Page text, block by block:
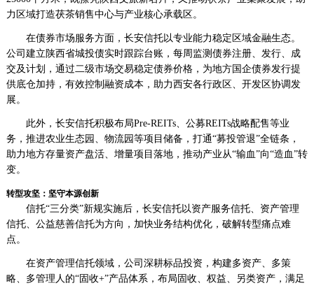
力区域打造茯茶销售中心与产业核心承载区。
在债券市场服务方面，长安信托以专业能力稳定区域金融生态。
公司建立陕西省城投债实时跟踪台账，每周监测债券注册、发行、成
交及计划，通过二级市场交易稳定债券价格，为地方国企债券发行提
供底仓加持，有效控制融资成本，助力西安各行政区、开发区协调发
展。
此外，长安信托积极布局Pre-REITs、公募REITs战略配售等业
务，推进农业生态园、物流园等项目储备，打通“募投管退”全链条，
助力地方存量资产盘活、增量项目落地，推动产业从“输血”向“造血”转
变。
转型攻坚：坚守本源创新
信托“三分类”新规实施后，长安信托以资产服务信托、资产管理
信托、公益慈善信托为方向，加快业务结构优化，破解转型痛点难
点。
在资产管理信托领域，公司深耕标品投资，构建多资产、多策
略、多管理人的“固收+”产品体系，布局固收、权益、另类资产，满足